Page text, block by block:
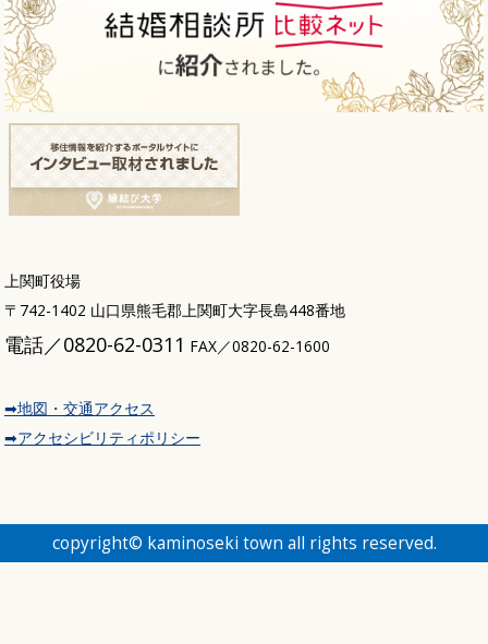
上関町役場
〒742-1402 山口県熊毛郡上関町大字長島448番地
電話／0820-62-0311 FAX／0820-62-1600
➡地図・交通アクセス
➡アクセシビリティポリシー
copyright© kaminoseki town all rights reserved.